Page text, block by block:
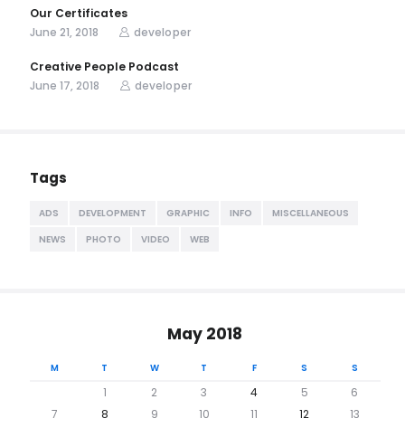
Our Certificates
June 21, 2018
developer
Creative People Podcast
June 17, 2018
developer
Tags
ADS DEVELOPMENT GRAPHIC INFO
MISCELLANEOUS
NEWS
PHOTO VIDEO WEB
May 2018
M T W T F S S
1 2 3 4 5
6
7
8 9 10 11 12
13